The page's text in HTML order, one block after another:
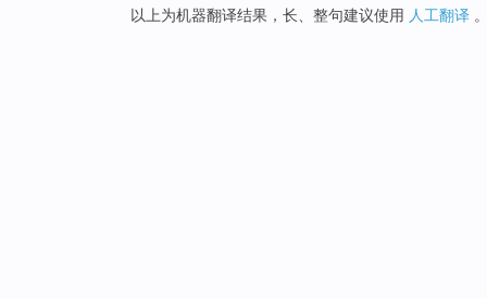
以上为机器翻译结果，长、整句建议使用 人工翻译